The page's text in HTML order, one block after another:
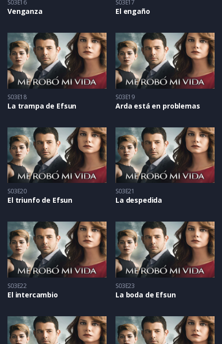
S03E16
Venganza
S03E17
El engaño
S03E18
La trampa de Efsun
S03E19
Arda está en problemas
S03E20
El triunfo de Efsun
S03E21
La despedida
S03E22
El intercambio
S03E23
La boda de Efsun